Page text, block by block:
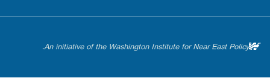
An initiative of the Washington Institute for Near East Policy.